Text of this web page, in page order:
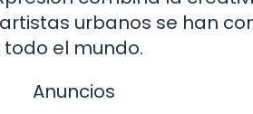
urbanos se han
el mundo.
Anuncios